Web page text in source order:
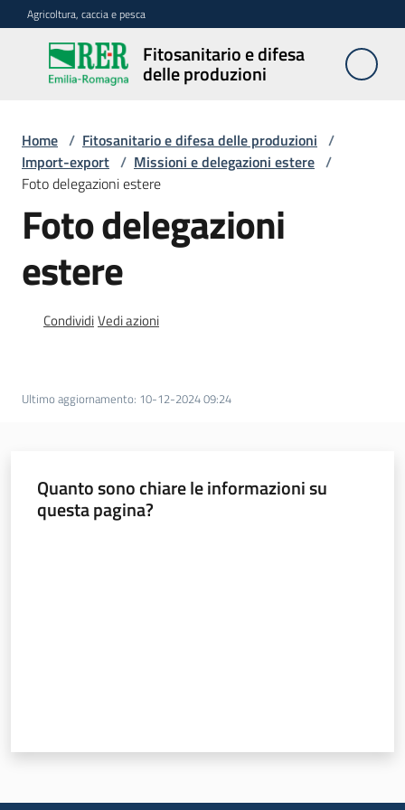
Vai al contenuto
Vai alla navigazione
Vai al footer
Agricoltura, caccia e pesca
Fitosanitario e difesa
delle produzioni
Fitosanitario
e difesa
produzioni
Avversità
delle
Sorveglianza
Difesa
Vivaismo
Home / Fitosanitario e difesa delle produzioni /
Import-export / Missioni e delegazioni estere /
Foto delegazioni estere
Foto delegazioni
estere
CondividiVedi azioni
Ultimo aggiornamento: 10-12-2024 09:24
Quanto sono chiare le informazioni su
questa pagina?